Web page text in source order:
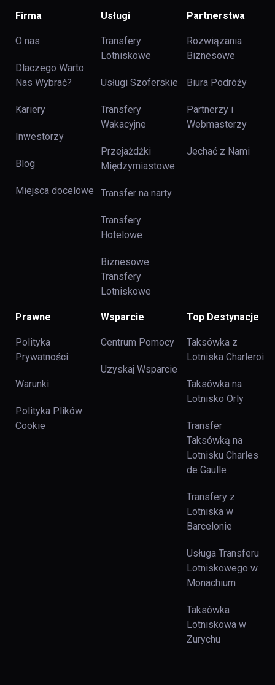
Firma
O nas
Dlaczego Warto
Nas Wybrać?
Kariery
Inwestorzy
Blog
Miejsca docelowe
Usługi
Transfery
Lotniskowe
Usługi Szoferskie
Transfery
Wakacyjne
Przejażdżki
Międzymiastowe
Transfer na narty
Transfery
Hotelowe
Biznesowe
Transfery
Lotniskowe
Partnerstwa
Rozwiązania
Biznesowe
Biura Podróży
Partnerzy i
Webmasterzy
Jechać z Nami
Prawne
Polityka
Prywatności
Warunki
Polityka Plików
Cookie
Wsparcie
Centrum Pomocy
Uzyskaj Wsparcie
Top Destynacje
Taksówka z
Lotniska Charleroi
Taksówka na
Lotnisko Orly
Transfer
Taksówką na
Lotnisku Charles
de Gaulle
Transfery z
Lotniska w
Barcelonie
Usługa Transferu
Lotniskowego w
Monachium
Taksówka
Lotniskowa w
Zurychu